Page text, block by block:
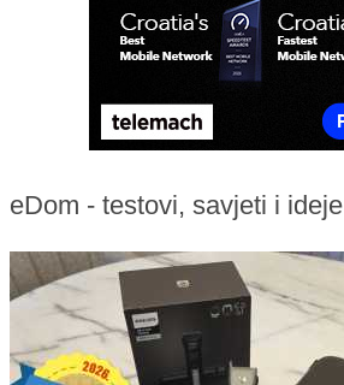
eDom - testovi, savjeti i ideje